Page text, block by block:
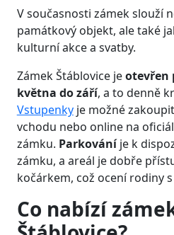
V současnosti zámek slouží
památkový objekt, ale také
kulturní akce a svatby.
Zámek Štáblovice jeotevřen
května do září, a to denně
Vstupenkyje možné
vchodu nebo online na
zámku. Parkováníje k
zámku, a areál je dobře
kočárkem, což ocení rodiny
Co nabízí